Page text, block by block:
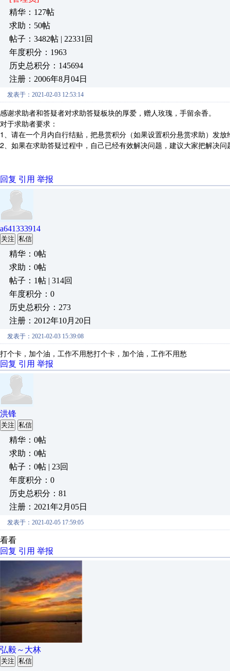
精华：127帖
求助：50帖
帖子：3482帖 | 22331回
年度积分：1963
历史总积分：145694
注册：2006年8月04日
发表于：2021-02-03 12:53:14
感谢求助者和答疑者对求助答疑板块的厚爱，赠人玫瑰，手留余香。
对于求助者要求：
1、请在一个月内自行结贴，把悬赏积分（如果设置积分悬赏求助）发放
2、如果在求助答疑过程中，自己已经有效解决问题，建议大家把解决
回复 引用 举报
a641333914
关注 私信
精华：0帖
求助：0帖
帖子：1帖 | 314回
年度积分：0
历史总积分：273
注册：2012年10月20日
发表于：2021-02-03 15:39:08
打个卡，加个油，工作不用愁打个卡，加个油，工作不用愁
回复 引用 举报
洪锋
关注 私信
精华：0帖
求助：0帖
帖子：0帖 | 23回
年度积分：0
历史总积分：81
注册：2021年2月05日
发表于：2021-02-05 17:59:05
看看
回复 引用 举报
弘毅～大林
关注 私信